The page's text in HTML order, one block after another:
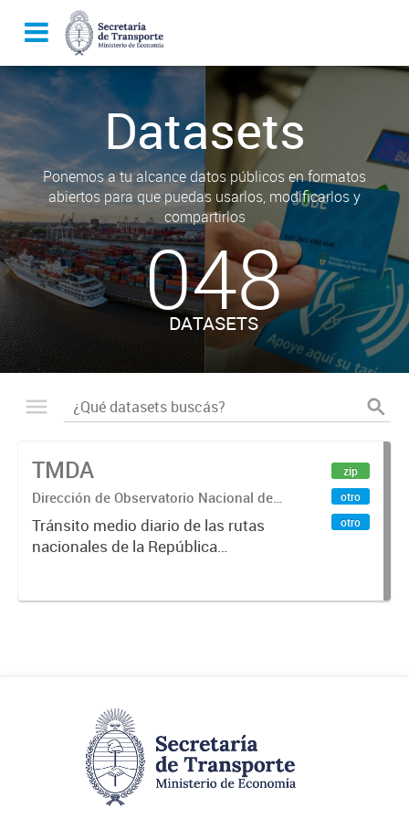
Datasets
Ponemos a tu alcance datos públicos en formatos
abiertos para que puedas usarlos, modificarlos y
compartirlos
048
DATASETS
TMDA
Dirección de Observatorio Nacional de
Transporte
Tránsito medio diario de las rutas
nacionales de la República
2017.
zip
otro
otro